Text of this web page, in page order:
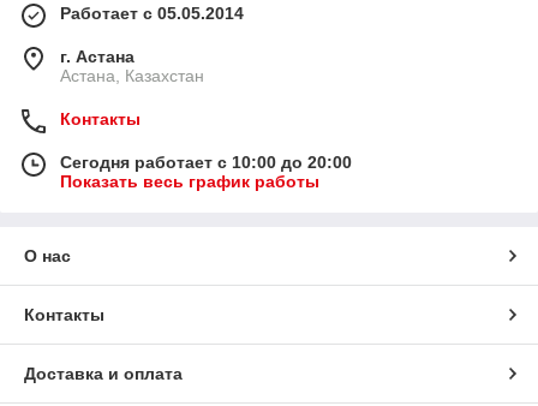
Работает с 05.05.2014
г. Астана
Астана, Казахстан
Контакты
Сегодня работает с 10:00 до 20:00
Показать весь график работы
О нас
Контакты
Доставка и оплата